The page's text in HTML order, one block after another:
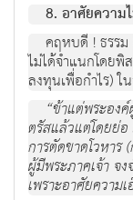
8. อาศัยควา
คฤหบดี ! ธรรม
ไม่ได้จำแนกโดยพิ
ลงทุนเพื่อกำไร) ใ
“ข้าแต่พระอง
ตรัสแล้วแต่โดยย่
การตัดขาดโวหา
ผู้มีพระภาคเจ้า จ
เพราะอาศัยความ